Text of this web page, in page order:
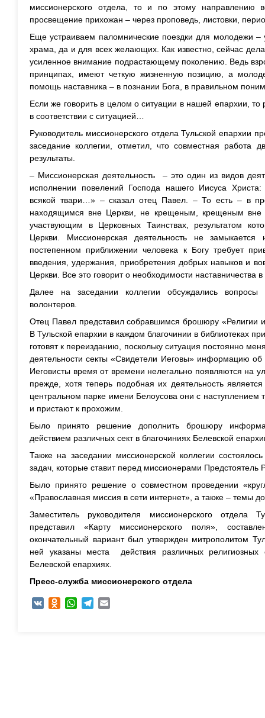
миссионерского отдела, то и по этому направлению
просвещение прихожан – через проповедь, листовки,
Еще устраиваем паломнические поездки для молодежи
храма, да и для всех желающих. Как известно, сейчас
усиленное внимание подрастающему поколению. Ведь
принципах, имеют четкую жизненную позицию, а
помощь наставника – в познании Бога, в правильном
Если же говорить в целом о ситуации в нашей епархии,
в соответствии с ситуацией…
Руководитель миссионерского отдела Тульской епархии
заседание коллегии, отметил, что совместная работа
результаты.
– Миссионерская деятельность – это один из видов
исполнении повелений Господа нашего Иисуса
всякой твари…» – сказал отец Павел. – То есть – в
находящимся вне Церкви, не крещеным, крещеным
участвующим в Церковных Таинствах, результатом
Церкви. Миссионерская деятельность не
постепенном приближении человека к Богу требует
введения, удержания, приобретения добрых навыков и
Церкви. Все это говорит о необходимости наставничества
Далее на заседании коллегии обсуждались вопросы
волонтеров.
Отец Павел представил собравшимся брошюру «Религии и
В Тульской епархии в каждом благочинии в библиотеках
готовят к переизданию, поскольку ситуация постоянно
деятельности секты «Свидетели Иеговы» информацию об
Иеговисты время от времени нелегально появляются на
прежде, хотя теперь подобная их деятельность
центральном парке имени Белоусова они с наступлением
и пристают к прохожим.
Было принято решение дополнить брошюру
действием различных сект в благочиниях Белевской
Также на заседании миссионерской коллегии
задач, которые ставит перед миссионерами Предстоятель
Было принято решение о совместном проведении
«Православная миссия в сети интернет», а также – темы
Заместитель руководителя миссионерского отдела
представил «Карту миссионерского поля»,
окончательный вариант был утвержден митрополитом
ней указаны места действия различных
Белевской епархиях.
Пресс-служба миссионерского отдела
VK Odnoklassniki
WhatsAppTelegram